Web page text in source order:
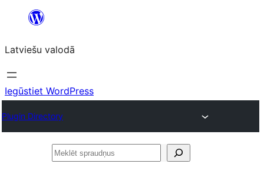
Pāriet
saturu
Latviešu valodā
Iegūstiet WordPress
Plugin Directory
Meklēt